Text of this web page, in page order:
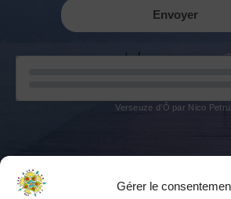
Gérer le
Verseuze d’Ô par Nico
Mentions légales